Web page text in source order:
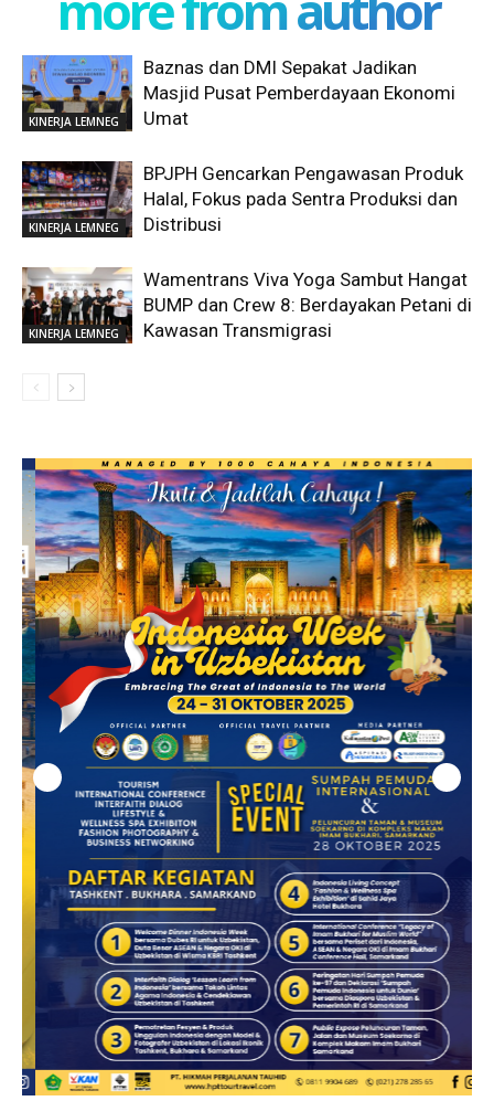
KINERJA LEMNEG
Baznas dan DMI Sepakat Jadikan
Masjid Pusat Pemberdayaan Ekonomi
Umat
KINERJA LEMNEG
BPJPH Gencarkan Pengawasan Produk
Halal, Fokus pada Sentra Produksi dan
Distribusi
KINERJA LEMNEG
Wamentrans Viva Yoga Sambut Hangat
BUMP dan Crew 8: Berdayakan Petani di
Kawasan Transmigrasi